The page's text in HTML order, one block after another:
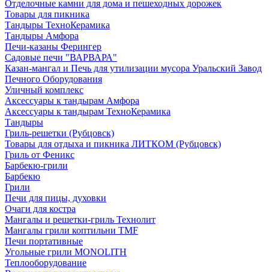
Отделочные камни для дома и пешеходных дорожек
Товары для пикника
Тандыры ТехноКерамика
Тандыры Амфора
Печи-казаны Ферингер
Садовые печи "ВАРВАРА"
Казан-мангал и Печь для утилизации мусора Уральский Завод
Печного Оборудования
Уличный комплекс
Аксессуары к тандырам Амфора
Аксессуары к тандырам ТехноКерамика
Тандыры
Гриль-решетки (Рубцовск)
Товары для отдыха и пикника ЛИТКОМ (Рубцовск)
Гриль от Феникс
Барбекю-грили
Барбекю
Грили
Печи для пицы, духовки
Очаги для костра
Мангалы и решетки-гриль Технолит
Мангалы грили коптильни TMF
Печи портативные
Угольные грили MONOLITH
Теплооборудование